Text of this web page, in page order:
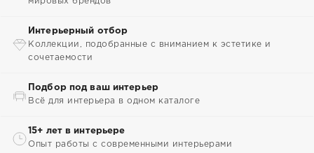
Интерьерный отбор
Коллекции, подобранные с вниманием к эстетике и
сочетаемости
Подбор под ваш интерьер
Всё для интерьера в одном каталоге
15+ лет в интерьере
Опыт работы с современными интерьерами